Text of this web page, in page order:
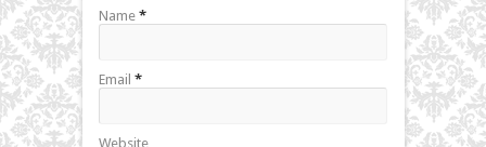
Name *
Email *
Website